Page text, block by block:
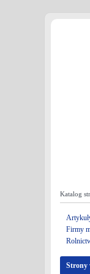
Katalog
Firmy
Strony